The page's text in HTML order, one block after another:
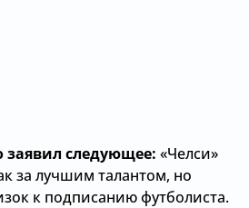
следующее: «Челси»
за лучшим талантом, но
к подписанию футболиста.